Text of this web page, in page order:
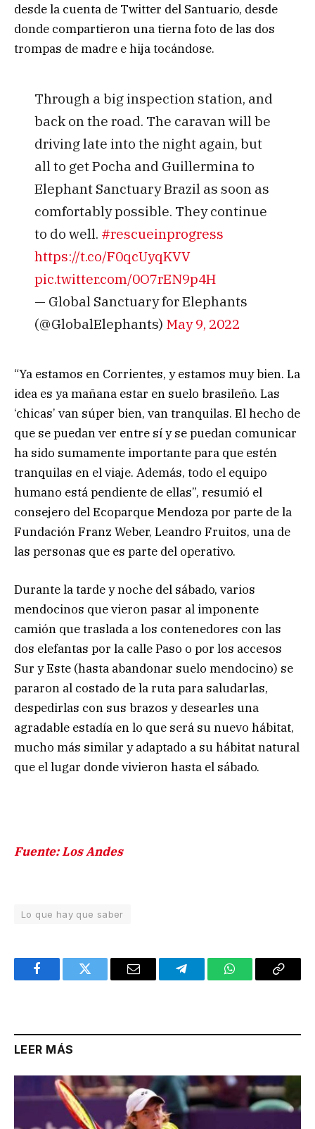
desde la cuenta de Twitter del Santuario, desde
donde compartieron una tierna foto de las dos
trompas de madre e hija tocándose.
Through a big inspection station, and
back on the road. The caravan will be
driving late into the night again, but
all to get Pocha and Guillermina to
Elephant Sanctuary Brazil as soon as
comfortably possible. They continue
to do well. #rescueinprogress
https://t.co/F0qcUyqKVV
pic.twitter.com/0O7rEN9p4H
— Global Sanctuary for Elephants
(@GlobalElephants) May 9, 2022
“Ya estamos en Corrientes, y estamos muy bien. La
idea es ya mañana estar en suelo brasileño. Las
‘chicas’ van súper bien, van tranquilas. El hecho de
que se puedan ver entre sí y se puedan comunicar
ha sido sumamente importante para que estén
tranquilas en el viaje. Además, todo el equipo
humano está pendiente de ellas”, resumió el
consejero del Ecoparque Mendoza por parte de la
Fundación Franz Weber, Leandro Fruitos, una de
las personas que es parte del operativo.
Durante la tarde y noche del sábado, varios
mendocinos que vieron pasar al imponente
camión que traslada a los contenedores con las
dos elefantas por la calle Paso o por los accesos
Sur y Este (hasta abandonar suelo mendocino) se
pararon al costado de la ruta para saludarlas,
despedirlas con sus brazos y desearles una
agradable estadía en lo que será su nuevo hábitat,
mucho más similar y adaptado a su hábitat natural
que el lugar donde vivieron hasta el sábado.
Fuente: Los Andes
Lo que hay que saber
FacebookTwitter Email TelegramWhatsAppCopy
LEER MÁS